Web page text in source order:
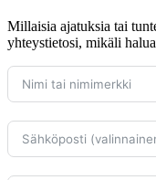
Millaisia ajatuksia tai
yhteystietosi, mikäli